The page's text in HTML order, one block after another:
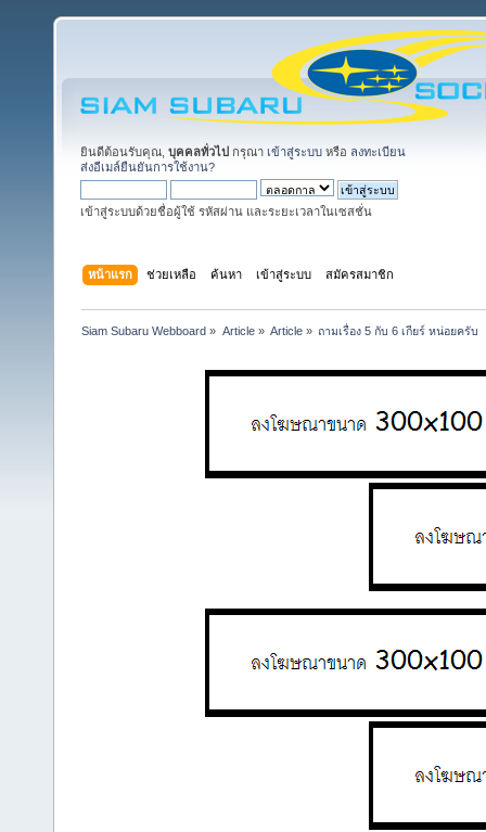
ยินดีต้อนรับคุณ, บุคคลทั่วไป กรุณา เข้าสู่ระบบ หรือ ลงทะเบียน
ส่งอีเมล์ยืนยันการใช้งาน?
เข้าสู่ระบบด้วยชื่อผู้ใช้ รหัสผ่าน และระยะเวลาในเซสชั่น
หน้าแรก ช่วยเหลือ ค้นหา เข้าสู่ระบบ สมัครสมาชิก
Siam Subaru Webboard » Article» Article» ถามเรื่อง 5 กับ 6 เกียร์ หน่อยครับ